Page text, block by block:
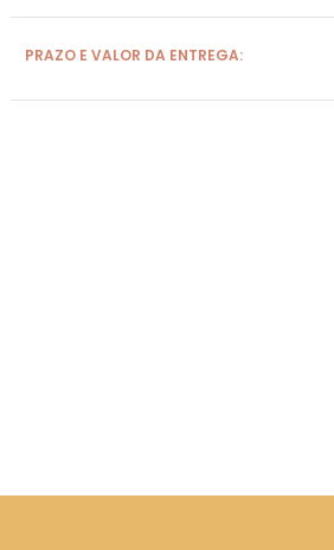
PRAZO E VALOR DA ENTREGA: